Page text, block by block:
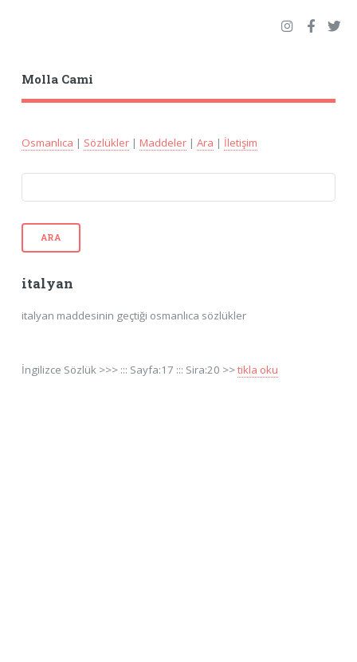
Molla Cami
Osmanlıca | Sözlükler| Maddeler| Ara | İletişim
ARA
italyan
italyan maddesinin geçtiği osmanlıca sözlükler
İngilizce Sözlük >>> ::: Sayfa:17 ::: Sira:20 >>tikla oku